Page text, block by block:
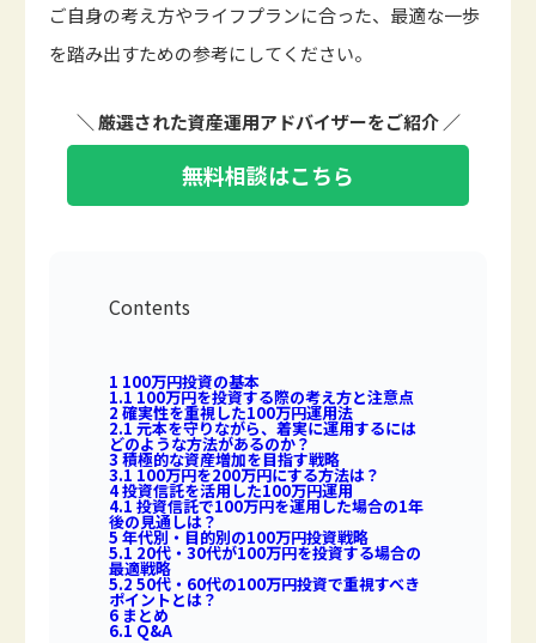
ご自身の考え方やライフプランに合った、最適な一歩
を踏み出すための参考にしてください。
＼ 厳選された資産運用アドバイザーをご紹介 ／
無料相談はこちら
Contents
1 100万円投資の基本
1.1 100万円を投資する際の考え方と注意点
2 確実性を重視した100万円運用法
2.1元本を守りながら、着実に運用するには
どのような方法があるのか？
3積極的な資産増加を目指す戦略
3.1100万円を200万円にする方法は？
4投資信託を活用した100万円運用
4.1投資信託で100万円を運用した場合の1年
後の見通しは？
5年代別・目的別の100万円投資戦略
5.1 20代・30代が100万円を投資する場合の
最適戦略
5.250代・60代の100万円投資で重視すべき
ポイントとは？
6 まとめ
6.1Q&A